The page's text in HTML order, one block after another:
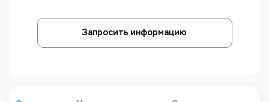
Запросить информацию